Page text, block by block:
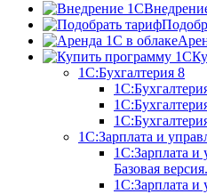
1С:Бухгалтерия 8
1С:Зарплата и
1С:Зарплата и
Базовая версия.
1С:Зарплата и